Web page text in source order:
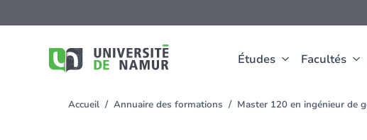
Études Facultés
au
You
Accueil Annuaire des formations Master 120 en ingénieur de